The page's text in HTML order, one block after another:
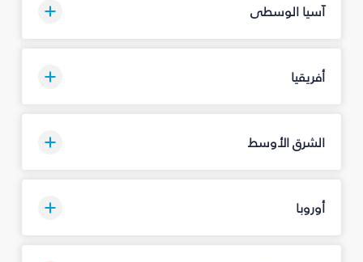
آسيا الوسطى
أفريقيا
الشرق الأوسط
أوروبا